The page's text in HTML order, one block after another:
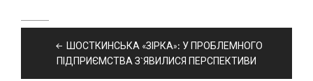
записівШОСТКИНСЬКА «ЗІРКА»: У ПРОБЛЕМНОГО
ПІДПРИЄМСТВА З`ЯВИЛИСЯ ПЕРСПЕКТИВИ